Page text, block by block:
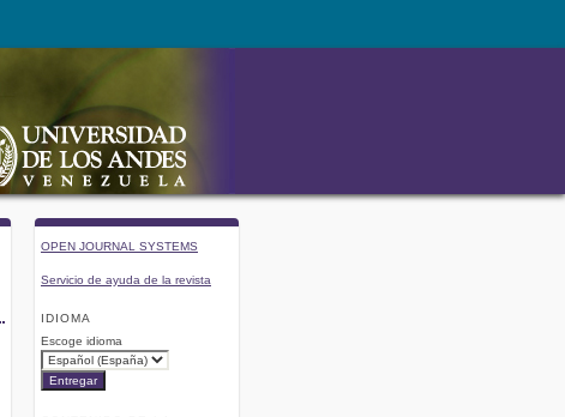
OPEN JOURNAL SYSTEMS
Servicio de ayuda de la revista
IDIOMA
Escoge idioma